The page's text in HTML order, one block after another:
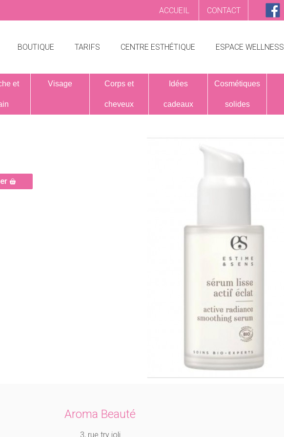
CONTACT
ACCUEIL
BOUTIQUE TARIFS CENTRE ESTHÉTIQUE ESPACE WELLNESS
et Visage Corps et
cheveux
Idées
cadeaux
Cosmétiques
solides
Aroma Beauté
3, rue try joli